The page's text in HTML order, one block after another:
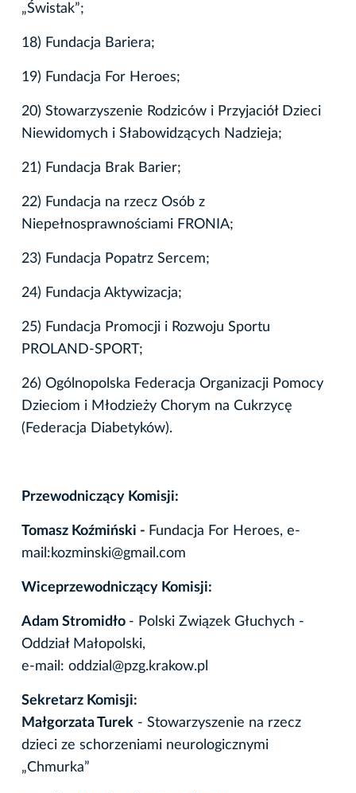
„Świstak”;
18) Fundacja Bariera;
19) Fundacja For Heroes;
20) Stowarzyszenie Rodziców i Przyjaciół Dzieci
Niewidomych i Słabowidzących Nadzieja;
21) Fundacja Brak Barier;
22) Fundacja na rzecz Osób z
Niepełnosprawnościami FRONIA;
23) Fundacja Popatrz Sercem;
24) Fundacja Aktywizacja;
25) Fundacja Promocji i Rozwoju Sportu
PROLAND-SPORT;
26) Ogólnopolska Federacja Organizacji Pomocy
Dzieciom i Młodzieży Chorym na Cukrzycę
(Federacja Diabetyków).
Przewodniczący Komisji:
Tomasz Koźmiński - Fundacja For Heroes, e-
mail:kozminski@gmail.com
Wiceprzewodniczący Komisji:
Adam Stromidło - Polski Związek Głuchych -
Oddział Małopolski,
e-mail: oddzial@pzg.krakow.pl
Sekretarz Komisji:
Małgorzata Turek - Stowarzyszenie na rzecz
dzieci ze schorzeniami neurologicznymi
„Chmurka”